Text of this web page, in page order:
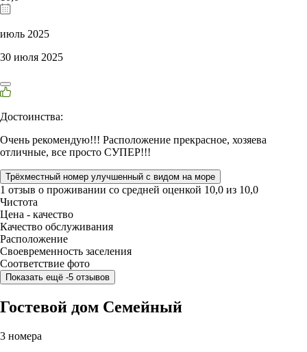
июль 2025
30 июля 2025
Достоинства:
Очень рекомендую!!! Расположение прекрасное, хозяева
отличные, все просто СУПЕР!!!
Трёхместный номер улучшенный с видом на море
1 отзыв о проживании со средней оценкой 10,0 из 10,0
Чистота
Цена - качество
Качество обслуживания
Расположение
Своевременность заселения
Соответствие фото
Показать ещё -5 отзывов
Гостевой дом Семейный
3 номера